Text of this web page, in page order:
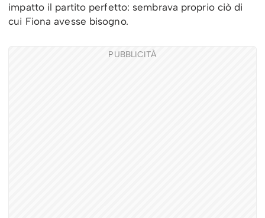
impatto il partito perfetto: sembrava proprio ciò di
cui Fiona avesse bisogno.
PUBBLICITÀ